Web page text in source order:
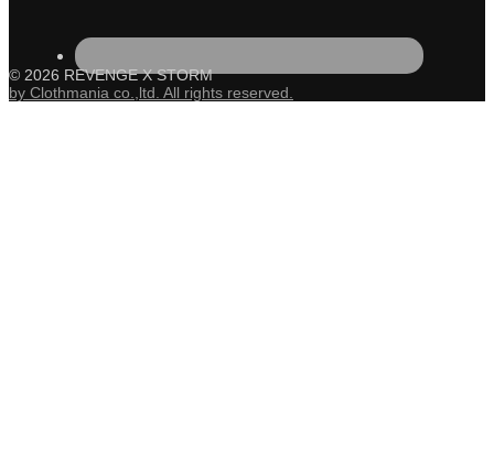
© 2026 REVENGE X STORM
by Clothmania co.,ltd. All rights reserved.